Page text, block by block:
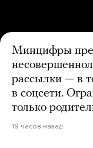
Минцифры
рассылки — в
в соцсети.
только
19 часов назад